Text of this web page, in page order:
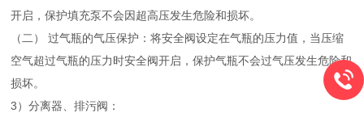
开启，保护填充泵不会因超高压发生危险和损坏。
（二）
过气瓶的气压保护：将安全阀设定在气瓶的压力值，当压缩
空气超过气瓶的压力时安全阀开启，保护气瓶不会过气压发生危险和
损坏。
3）分离器、排污阀：